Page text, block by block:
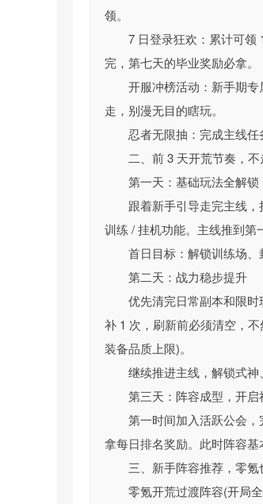
忍影突袭（0.1折送满星金
0.1 折史低折扣，满星金忍开
游戏全充值档位均享专属
无套路，创建角色即送满星金
永久特权，7 日登录额外解锁万
能轻松集齐顶级阵容，开局就赢
创新开箱战斗玩法，刀刀爆
游戏以「闯关即开箱」为
于开启盲盒，稳定掉落高属性
攻击系统，无需手动操作，点
休闲放置护肝养成，离线躺
主打轻量化佛系体验，完
闯关、收割海量经验、养成材
的设定，彻底解放双手，学生党
高自由度多元养成，流派搭
游戏打造了超丰富的忍者
的养成树，每位忍者都有独立
值碾压，暴击连击、闪避反击
搭配就能实现越级挑战，平民玩
水墨风二次元视听，沉浸式
领。
7 日登录狂欢：累计可领
完，第七天的毕业奖励必拿。
开服冲榜活动：新手期
走，别漫无目的瞎玩。
忍者无限抽：完成主线
二、前 3 天开荒节奏，
第一天：基础玩法全解锁
跟着新手引导走完主线
训练 / 挂机功能。主线推到第
首日目标：解锁训练场、
第二天：战力稳步提升
优先清完日常副本和限
补 1 次，刷新前必须清空，
装备品质上限)。
继续推进主线，解锁式神
第三天：阵容成型，开启
第一时间加入活跃公会
拿每日排名奖励。此时阵容基
三、新手阵容推荐，零
零氪开荒过渡阵容(开局